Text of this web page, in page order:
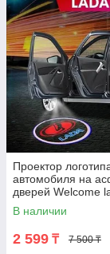
Проектор
автомобиля на
дверей Welcome
{беспроводной
2шт.} (LADA)
В наличии
2 599 ₸ 7 500 ₸